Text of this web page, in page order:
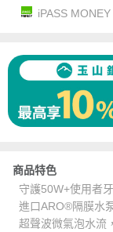
iPASS MONEY
商品特色
守護50W+使用者
進口ARO®隔膜水
超聲波微氣泡水流